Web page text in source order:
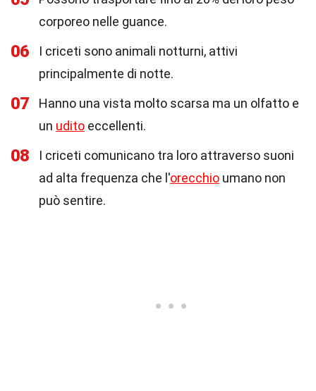
corporeo nelle guance.
06
I criceti sono animali notturni, attivi
principalmente di notte.
07
Hanno una vista molto scarsa ma un olfatto e
un udito eccellenti.
08
I criceti comunicano tra loro attraverso suoni
ad alta frequenza che l'orecchio umano non
può sentire.